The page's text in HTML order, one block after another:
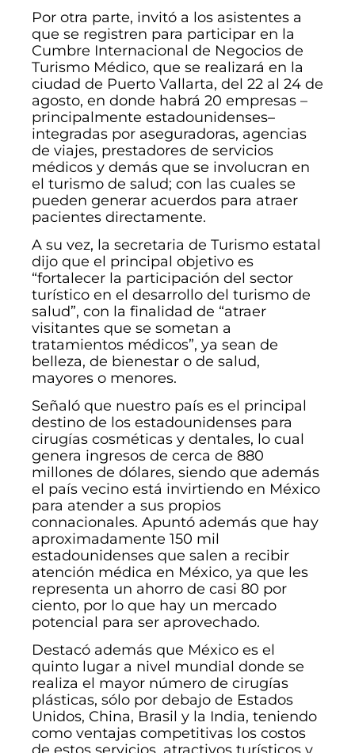
Por otra parte, invitó a los asistentes a
que se registren para participar en la
Cumbre Internacional de Negocios de
Turismo Médico, que se realizará en la
ciudad de Puerto Vallarta, del 22 al 24 de
agosto, en donde habrá 20 empresas –
principalmente estadounidenses–
integradas por aseguradoras, agencias
de viajes, prestadores de servicios
médicos y demás que se involucran en
el turismo de salud; con las cuales se
pueden generar acuerdos para atraer
pacientes directamente.
A su vez, la secretaria de Turismo estatal
dijo que el principal objetivo es
“fortalecer la participación del sector
turístico en el desarrollo del turismo de
salud”, con la finalidad de “atraer
visitantes que se sometan a
tratamientos médicos”, ya sean de
belleza, de bienestar o de salud,
mayores o menores.
Señaló que nuestro país es el principal
destino de los estadounidenses para
cirugías cosméticas y dentales, lo cual
genera ingresos de cerca de 880
millones de dólares, siendo que además
el país vecino está invirtiendo en México
para atender a sus propios
connacionales. Apuntó además que hay
aproximadamente 150 mil
estadounidenses que salen a recibir
atención médica en México, ya que les
representa un ahorro de casi 80 por
ciento, por lo que hay un mercado
potencial para ser aprovechado.
Destacó además que México es el
quinto lugar a nivel mundial donde se
realiza el mayor número de cirugías
plásticas, sólo por debajo de Estados
Unidos, China, Brasil y la India, teniendo
como ventajas competitivas los costos